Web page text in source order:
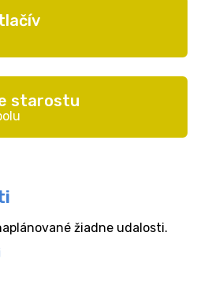
starostu
žiadne udalosti.